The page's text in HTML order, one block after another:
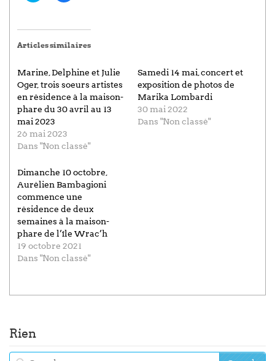
dans
nouvelle
dans
nouvelle
Articles similaires
Marine, Delphine et Julie
Oger, trois soeurs artistes
en résidence à la maison-
phare du 30 avril au 13
mai 2023
26 mai 2023
Dans "Non classé"
Samedi 14 mai, concert et
exposition de photos de
Marika Lombardi
30 mai 2022
Dans "Non classé"
Dimanche 10 octobre,
Aurélien Bambagioni
commence une
résidence de deux
semaines à la maison-
phare de l’île Wrac’h
19 octobre 2021
Dans "Non classé"
Rien